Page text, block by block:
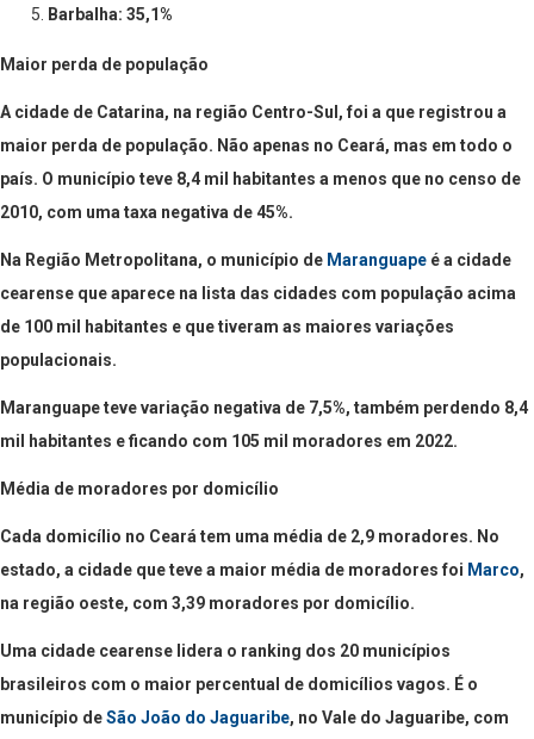
Barbalha: 35,1%
Maior perda de população
A cidade de Catarina, na região Centro-Sul, foi a que registrou a
maior perda de população. Não apenas no Ceará, mas em todo o
país. O município teve 8,4 mil habitantes a menos que no censo de
2010, com uma taxa negativa de 45%.
Na Região Metropolitana, o município de Maranguape é a cidade
cearense que aparece na lista das cidades com população acima
de 100 mil habitantes e que tiveram as maiores variações
populacionais.
Maranguape teve variação negativa de 7,5%, também perdendo 8,4
mil habitantes e ficando com 105 mil moradores em 2022.
Média de moradores por domicílio
Cada domicílio no Ceará tem uma média de 2,9 moradores. No
estado, a cidade que teve a maior média de moradores foi Marco,
na região oeste, com 3,39 moradores por domicílio.
Uma cidade cearense lidera o ranking dos 20 municípios
brasileiros com o maior percentual de domicílios vagos. É o
município deSão João do Jaguaribe, no Vale do Jaguaribe, com